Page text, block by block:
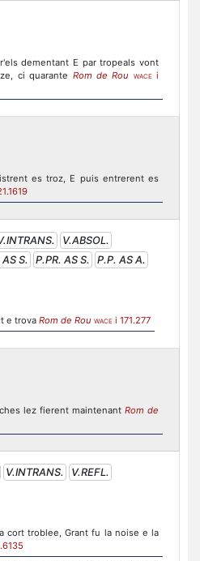
dementant E par tropeals vont
ci quarante Rom de Rou WACE i
es troz, E puis entrerent es
V.ABSOL.
S. P.PR. AS S.
P.P. AS A.
e trova Rom de Rou WACE i 171.277
lez fierent maintenant Rom de
V.INTRANS.
V.REFL.
cort troblee, Grant fu la noise e la